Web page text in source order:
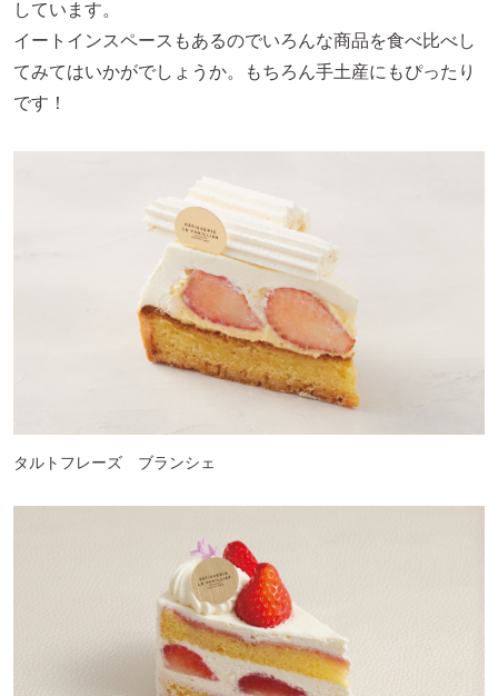
しています。
イートインスペースもあるのでいろんな商品を食べ比べし
てみてはいかがでしょうか。もちろん手土産にもぴったり
です！
タルトフレーズ ブランシェ